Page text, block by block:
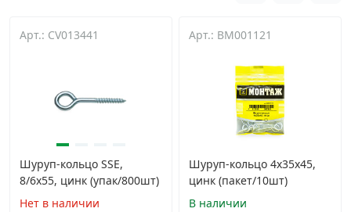
Кабельный крепеж
Строительный инструмент и инвентарь
Заклепки
Арт.: CV013441
Шуруп-кольцо SSE,
8/6х55, цинк (упак/800шт)
Нет в наличии
Арт.: BM001121
Шуруп-кольцо 4х35х45,
цинк (пакет/10шт)
В наличии